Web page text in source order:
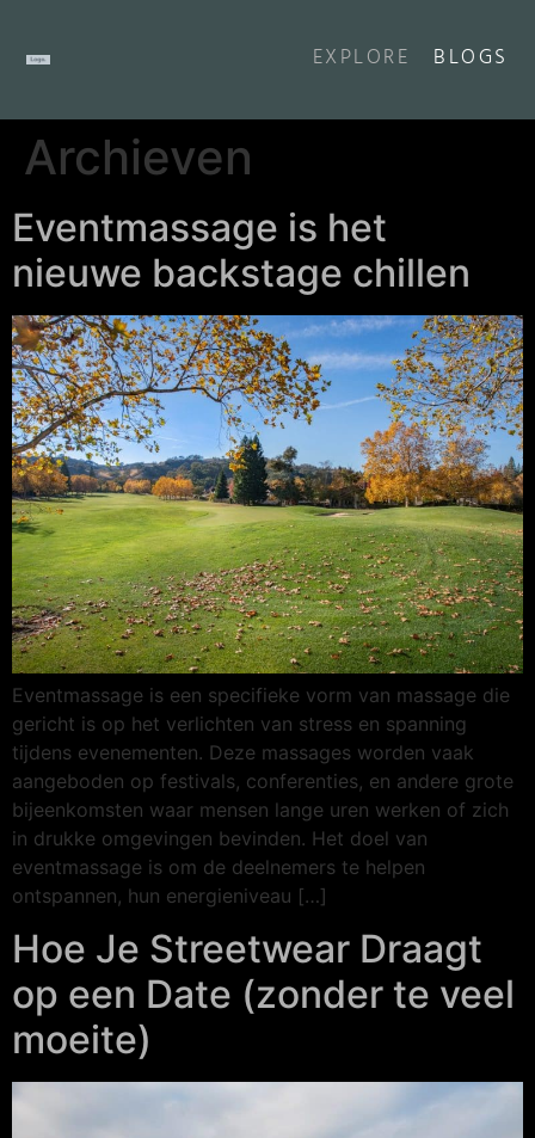
EXPLORE BLOGS
Archieven
Eventmassage is het
nieuwe backstage chillen
Eventmassage is een specifieke vorm van massage die
gericht is op het verlichten van stress en spanning
tijdens evenementen. Deze massages worden vaak
aangeboden op festivals, conferenties, en andere grote
bijeenkomsten waar mensen lange uren werken of zich
in drukke omgevingen bevinden. Het doel van
eventmassage is om de deelnemers te helpen
ontspannen, hun energieniveau […]
Hoe Je Streetwear Draagt
op een Date (zonder te veel
moeite)